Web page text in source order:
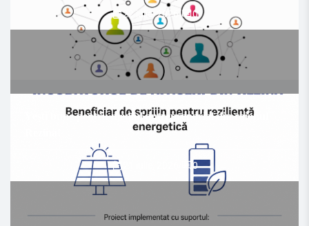
22 iulie, 2026/ 0
Vești bune pentru mediul antreprenorial din raionul
0